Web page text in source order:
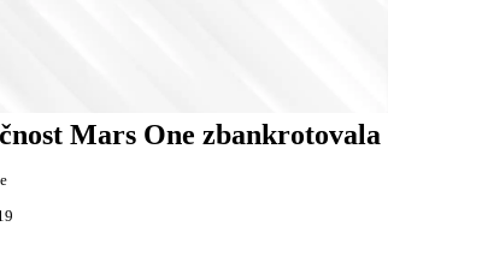
Mars One zbankrotovala